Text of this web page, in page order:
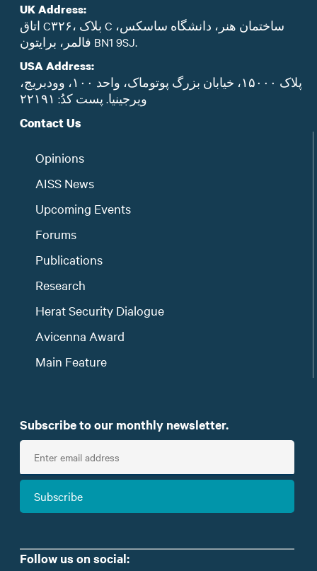
UK Address:
اتاق C۳۲۶، بلاک C ساختمان هنر، دانشگاه ساسکس،
فالمر، برایتون BN1 9SJ.
USA Address:
پلاک ۱۵۰۰۰، خیابان بزرگ پوتوماک، واحد ۱۰۰، وودبریج،
ویرجینیا. پست‌ کدُ: ۲۲۱۹۱
Contact Us
Opinions
AISS News
Upcoming Events
Forums
Publications
Research
Herat Security Dialogue
Avicenna Award
Main Feature
Subscribe to our monthly newsletter.
E
t
m
Subscribe
Follow us on social: